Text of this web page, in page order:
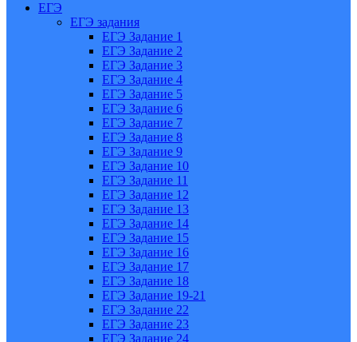
ЕГЭ
ЕГЭ задания
ЕГЭ Задание 1
ЕГЭ Задание 2
ЕГЭ Задание 3
ЕГЭ Задание 4
ЕГЭ Задание 5
ЕГЭ Задание 6
ЕГЭ Задание 7
ЕГЭ Задание 8
ЕГЭ Задание 9
ЕГЭ Задание 10
ЕГЭ Задание 11
ЕГЭ Задание 12
ЕГЭ Задание 13
ЕГЭ Задание 14
ЕГЭ Задание 15
ЕГЭ Задание 16
ЕГЭ Задание 17
ЕГЭ Задание 18
ЕГЭ Задание 19-21
ЕГЭ Задание 22
ЕГЭ Задание 23
ЕГЭ Задание 24